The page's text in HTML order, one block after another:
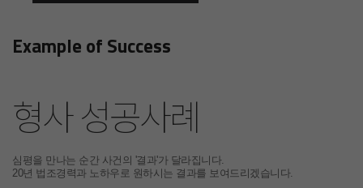
Example of Success
형사 성공사례
심평을 만나는 순간 사건의 '결과'가 달라집니다.
20년 법조경력과 노하우로 원하시는 결과를 보여드리겠습니다.